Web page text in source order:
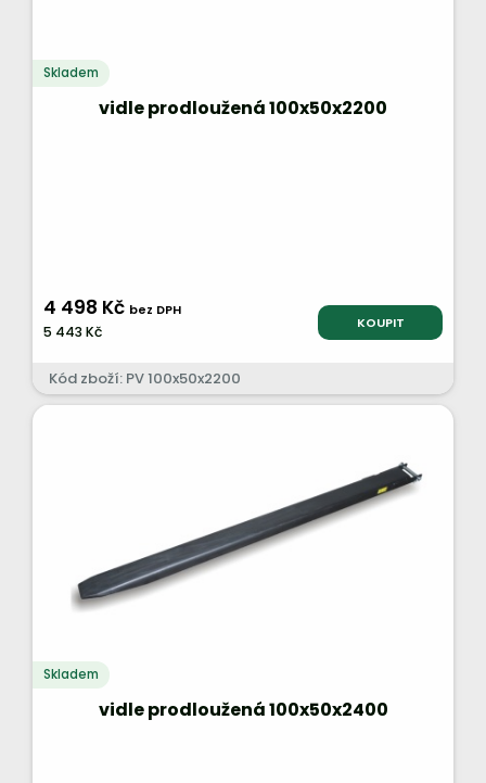
Skladem
vidle prodloužená 100x50x2200
4 498 Kč bez DPH
5 443 Kč KOUPIT
Kód zboží: PV 100x50x2200
Skladem
vidle prodloužená 100x50x2400